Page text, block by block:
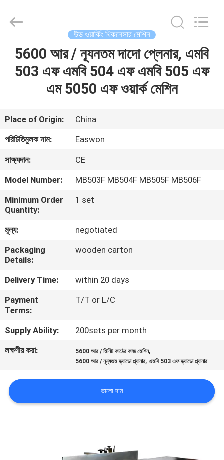
বাড়ি
আমাদের
সম্পর্কে
কারখানা
ভ্রমণ
মান
নিয়ন্ত্রণ
যোগাযোগ
করুন
খবর
উদ্ধৃতির
আবেদন
Export
Reserved.
উড ওয়ার্কিং থিকনেসার মেশিন
5600 আর / ন্যূনতম দাদো প্লেনার, এমবি
503 এফ এমবি 504 এফ এমবি 505 এফ
এম 5050 এফ ওয়ার্ক মেশিন
Place of Origin:
China
পরিচিতিমুলক নাম:
Easwon
সাক্ষ্যদান:
CE
Model Number:
MB503F MB504F MB505F MB506F
Minimum Order
Quantity:
1 set
মূল্য:
negotiated
Packaging
Details:
wooden carton
Delivery Time:
within 20 days
Payment
Terms:
T/T or L/C
Supply Ability:
200sets per month
লক্ষণীয় করা:
5600 আর / মিনিট কাঠের কাজ মেশিন,
5600 আর / নূন্যতম ড্যাডো প্ল্যানার,এমবি 503 এফ ড্যাডো প্ল্যানার
ভালো দাম